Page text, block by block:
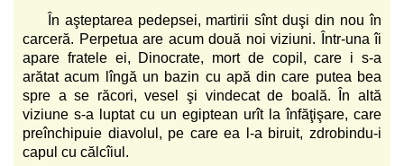
În aşteptarea pedepsei, martirii sînt duşi din nou în
carceră. Perpetua are acum două noi viziuni. Într-una îi
apare fratele ei, Dinocrate, mort de copil, care i s-a
arătat acum lîngă un bazin cu apă din care putea bea
spre a se răcori, vesel şi vindecat de boală. În altă
viziune s-a luptat cu un egiptean urît la înfăţişare, care
preînchipuie diavolul, pe care ea l-a biruit, zdrobindu-i
capul cu călcîiul.